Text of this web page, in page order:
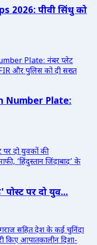
2026: पीवी सिंधु को
Number Plate:
पोस्ट पर दो युव...